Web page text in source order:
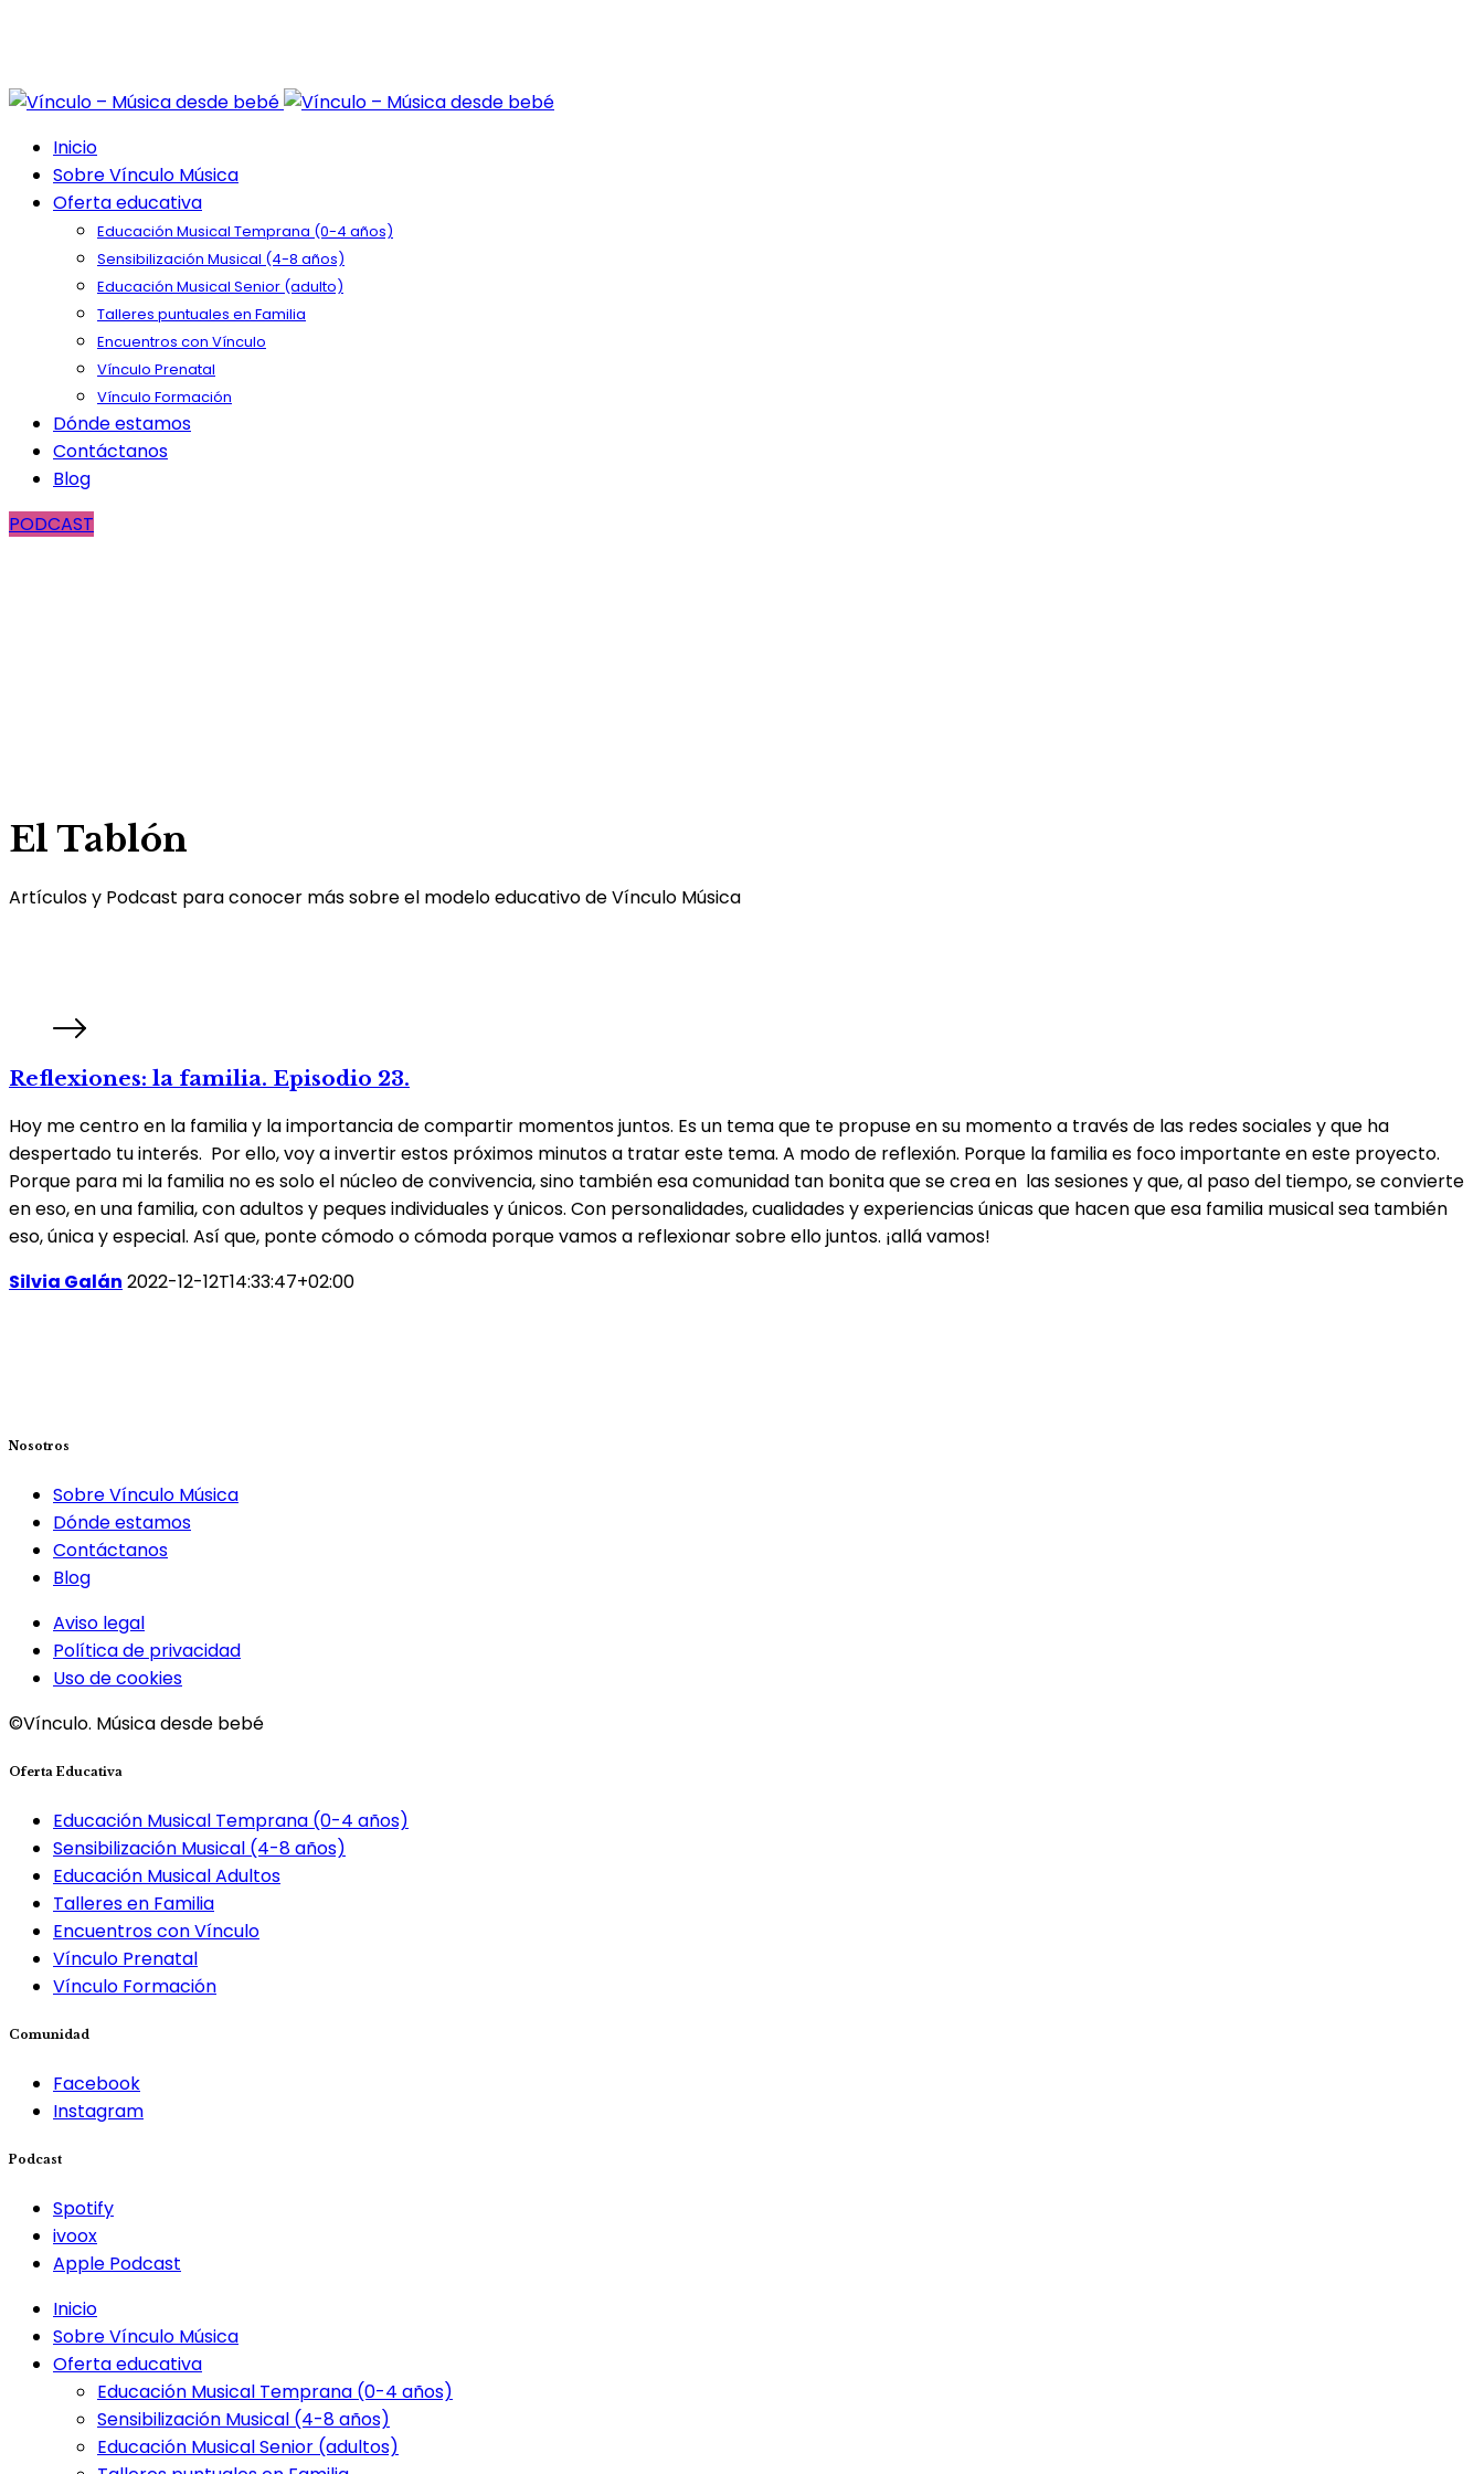
Inicio
Sobre Vínculo Música
Oferta educativa
Educación Musical Temprana (0-4 años)
Sensibilización Musical (4-8 años)
Educación Musical Senior (adulto)
Talleres puntuales en Familia
Encuentros con Vínculo
Vínculo Prenatal
Vínculo Formación
Dónde estamos
Contáctanos
Blog
PODCAST
El Tablón
Artículos y Podcast para conocer más sobre el modelo educativo de Vínculo Música
Reflexiones: la familia. Episodio 23.
Hoy me centro en la familia y la importancia de compartir momentos juntos. Es un tema que te propuse en su momento a través de las redes sociales y que ha
despertado tu interés. Por ello, voy a invertir estos próximos minutos a tratar este tema. A modo de reflexión. Porque la familia es foco importante en este proyecto.
Porque para mi la familia no es solo el núcleo de convivencia, sino también esa comunidad tan bonita que se crea en las sesiones y que, al paso del tiempo, se convierte
en eso, en una familia, con adultos y peques individuales y únicos. Con personalidades, cualidades y experiencias únicas que hacen que esa familia musical sea también
eso, única y especial. Así que, ponte cómodo o cómoda porque vamos a reflexionar sobre ello juntos. ¡allá vamos!
Silvia Galán 2022-12-12T14:33:47+02:00
Nosotros
Sobre Vínculo Música
Dónde estamos
Contáctanos
Blog
Aviso legal
Política de privacidad
Uso de cookies
©Vínculo. Música desde bebé
Oferta Educativa
Educación Musical Temprana (0-4 años)
Sensibilización Musical (4-8 años)
Educación Musical Adultos
Talleres en Familia
Encuentros con Vínculo
Vínculo Prenatal
Vínculo Formación
Comunidad
Facebook
Instagram
Podcast
Spotify
ivoox
Apple Podcast
Inicio
Sobre Vínculo Música
Oferta educativa
Educación Musical Temprana (0-4 años)
Sensibilización Musical (4-8 años)
Educación Musical Senior (adultos)